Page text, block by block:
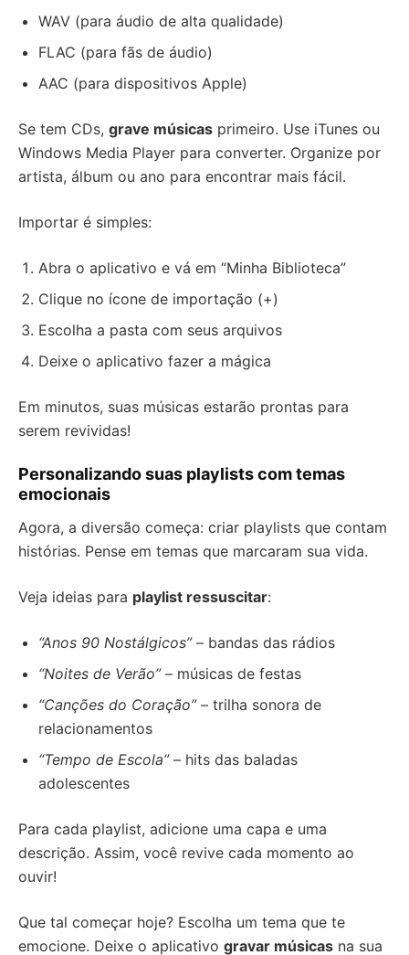
WAV (para áudio de alta qualidade)
FLAC (para fãs de áudio)
AAC (para dispositivos Apple)
Se tem CDs, grave músicas primeiro. Use iTunes ou
Windows Media Player para converter. Organize por
artista, álbum ou ano para encontrar mais fácil.
Importar é simples:
Abra o aplicativo e vá em “Minha Biblioteca”
Clique no ícone de importação (+)
Escolha a pasta com seus arquivos
Deixe o aplicativo fazer a mágica
Em minutos, suas músicas estarão prontas para
serem revividas!
Personalizando suas playlists com temas
emocionais
Agora, a diversão começa: criar playlists que contam
histórias. Pense em temas que marcaram sua vida.
Veja ideias para playlist ressuscitar:
“Anos 90 Nostálgicos”– bandas das rádios
“Noites de Verão”– músicas de festas
“Canções do Coração”– trilha sonora de
relacionamentos
“Tempo de Escola”– hits das baladas
adolescentes
Para cada playlist, adicione uma capa e uma
descrição. Assim, você revive cada momento ao
ouvir!
Que tal começar hoje? Escolha um tema que te
emocione. Deixe o aplicativo gravar músicas na sua